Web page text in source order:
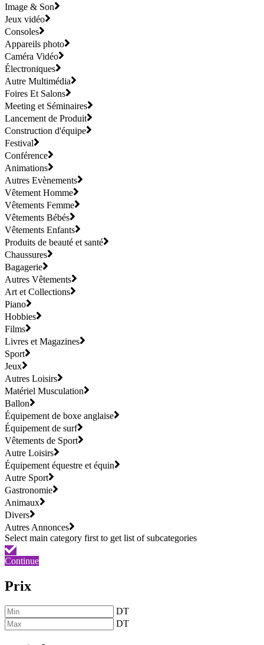
Image & Son
Jeux vidéo
Consoles
Appareils photo
Caméra Vidéo
Électroniques
Autre Multimédia
Foires Et Salons
Meeting et Séminaires
Lancement de Produit
Construction d'équipe
Festival
Conférence
Animations
Autres Evènements
Vêtement Homme
Vêtements Femme
Vêtements Bébés
Vêtements Enfants
Produits de beauté et santé
Chaussures
Bagagerie
Autres Vêtements
Art et Collections
Piano
Hobbies
Films
Livres et Magazines
Sport
Jeux
Autres Loisirs
Matériel Musculation
Ballon
Équipement de boxe anglaise
Équipement de surf
Vêtements de Sport
Autre Loisirs
Équipement équestre et équin
Autre Sport
Gastronomie
Animaux
Divers
Autres Annonces
Continue
Prix
DT
DT